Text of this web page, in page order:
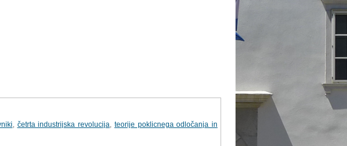
četrta industrijska revolucija
teorije poklicnega odločanja in